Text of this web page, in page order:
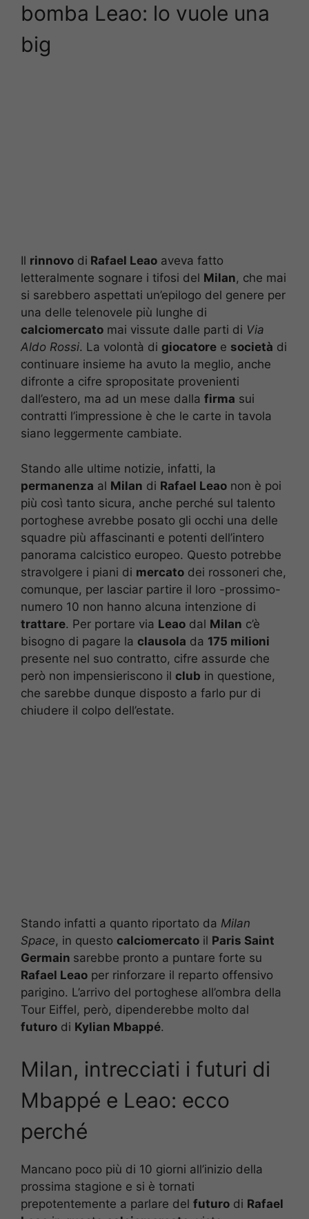
bomba Leao: lo vuole una
big
Il rinnovo di Rafael Leao aveva fatto
letteralmente sognare i tifosi del Milan, che mai
si sarebbero aspettati un’epilogo del genere per
una delle telenovele più lunghe di
calciomercato mai vissute dalle parti di Via
Aldo Rossi. La volontà di giocatore e società di
continuare insieme ha avuto la meglio, anche
difronte a cifre spropositate provenienti
dall’estero, ma ad un mese dalla firma sui
contratti l’impressione è che le carte in tavola
siano leggermente cambiate.
Stando alle ultime notizie, infatti, la
permanenza al Milan di Rafael Leao non è poi
più così tanto sicura, anche perché sul talento
portoghese avrebbe posato gli occhi una delle
squadre più affascinanti e potenti dell’intero
panorama calcistico europeo. Questo potrebbe
stravolgere i piani di mercato dei rossoneri che,
comunque, per lasciar partire il loro -prossimo-
numero 10 non hanno alcuna intenzione di
trattare. Per portare via Leao dal Milan c’è
bisogno di pagare la clausola da 175 milioni
presente nel suo contratto, cifre assurde che
però non impensieriscono il club in questione,
che sarebbe dunque disposto a farlo pur di
chiudere il colpo dell’estate.
Stando infatti a quanto riportato da Milan
Space, in questo calciomercato il Paris Saint
Germain sarebbe pronto a puntare forte su
Rafael Leao per rinforzare il reparto offensivo
parigino. L’arrivo del portoghese all’ombra della
Tour Eiffel, però, dipenderebbe molto dal
futuro di Kylian Mbappé.
Milan, intrecciati i futuri di
Mbappé e Leao: ecco
perché
Mancano poco più di 10 giorni all’inizio della
prossima stagione e si è tornati
prepotentemente a parlare del futuro di Rafael